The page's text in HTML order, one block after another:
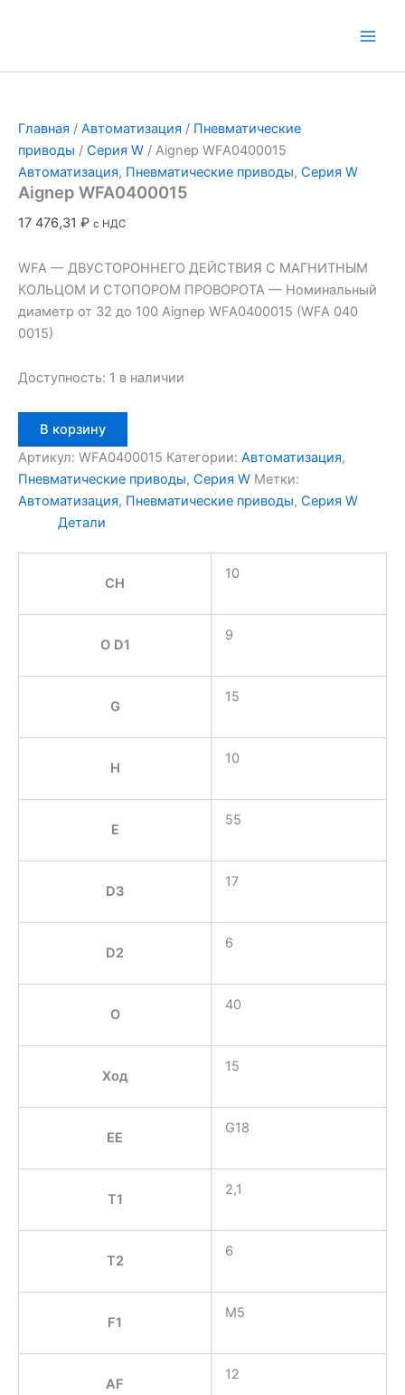
Главная / Автоматизация / Пневматические
приводы / Серия W / Aignep WFA0400015
Автоматизация, Пневматические приводы, Серия W
Aignep WFA0400015
17 476,31 ₽ с НДС
WFA — ДВУСТОРОННЕГО ДЕЙСТВИЯ С МАГНИТНЫМ
КОЛЬЦОМ И СТОПОРОМ ПРОВОРОТА — Номинальный
диаметр от 32 до 100 Aignep WFA0400015 (WFA 040
0015)
Доступность: 1 в наличии
товара
Aignep
WFA0400015
В корзину
Артикул: WFA0400015 Категории: Автоматизация,
Пневматические приводы, Серия W Метки:
Автоматизация, Пневматические приводы, Серия W
Детали
CH
10
O D1
9
G
15
H
10
E
55
D3
17
D2
6
O
40
Ход
15
EE
G18
T1
2,1
T2
6
F1
M5
AF
12